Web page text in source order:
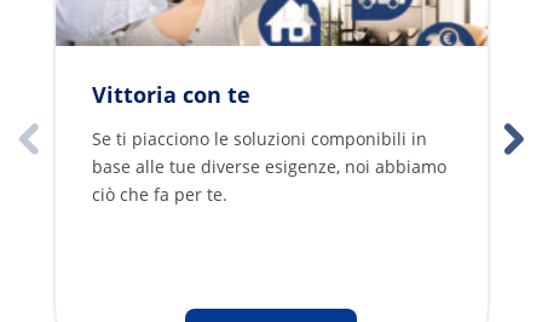
Vittoria con te
Se ti piacciono le soluzioni componibili in
base alle tue diverse esigenze, noi abbiamo
ciò che fa per te.